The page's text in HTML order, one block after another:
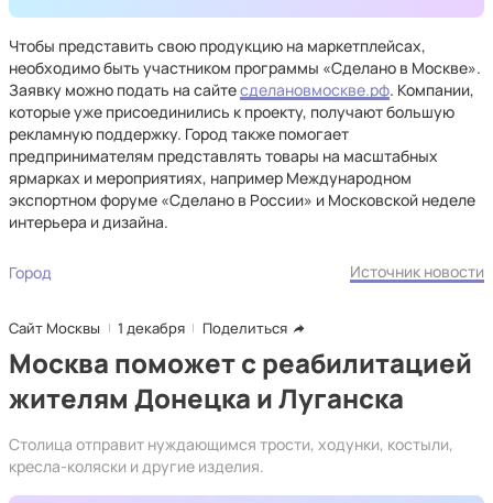
Чтобы представить свою продукцию на маркетплейсах,
необходимо быть участником программы «Сделано в Москве».
Заявку можно подать на сайтесделановмоскве.рф. Компании,
которые уже присоединились к проекту, получают большую
рекламную поддержку. Город также помогает
предпринимателям представлять товары на масштабных
ярмарках и мероприятиях, например Международном
экспортном форуме «Сделано в России» и Московской неделе
интерьера и дизайна.
Город Источник новости
Сайт Москвы 1 декабря Поделиться
Москва поможет с реабилитацией
жителям Донецка и Луганска
Столица отправит нуждающимся трости, ходунки, костыли,
кресла-коляски и другие изделия.